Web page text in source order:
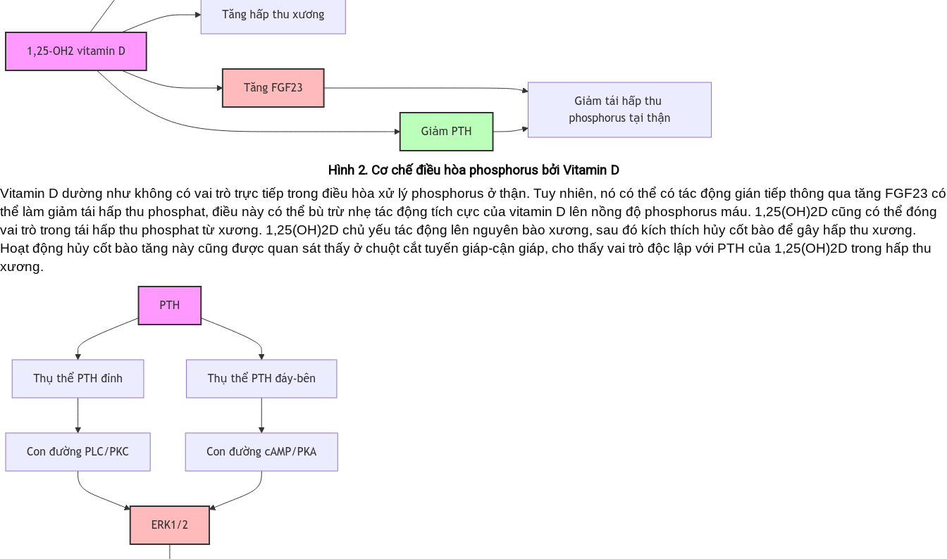
Hình 2. Cơ chế điều hòa phosphorus bởi Vitamin D
Vitamin D dường như không có vai trò trực tiếp trong điều hòa xử lý phosphorus ở thận. Tuy nhiên, nó có thể có tác động gián tiếp thông qua tăng FGF23 có
thể làm giảm tái hấp thu phosphat, điều này có thể bù trừ nhẹ tác động tích cực của vitamin D lên nồng độ phosphorus máu. 1,25(OH)2D cũng có thể đóng
vai trò trong tái hấp thu phosphat từ xương. 1,25(OH)2D chủ yếu tác động lên nguyên bào xương, sau đó kích thích hủy cốt bào để gây hấp thu xương.
Hoạt động hủy cốt bào tăng này cũng được quan sát thấy ở chuột cắt tuyến giáp-cận giáp, cho thấy vai trò độc lập với PTH của 1,25(OH)2D trong hấp thu
xương.